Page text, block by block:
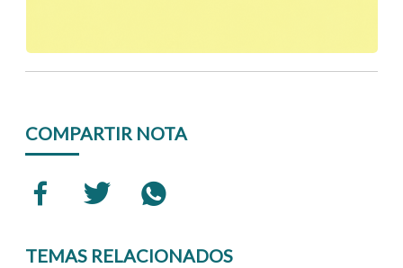
COMPARTIR NOTA
TEMAS RELACIONADOS